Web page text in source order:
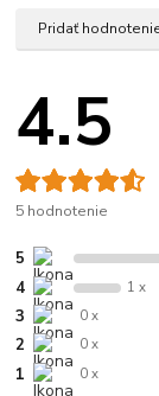
Pridať
4.5
5 hodnotenie
5
4 1 x
3 0 x
2 0 x
1 0 x